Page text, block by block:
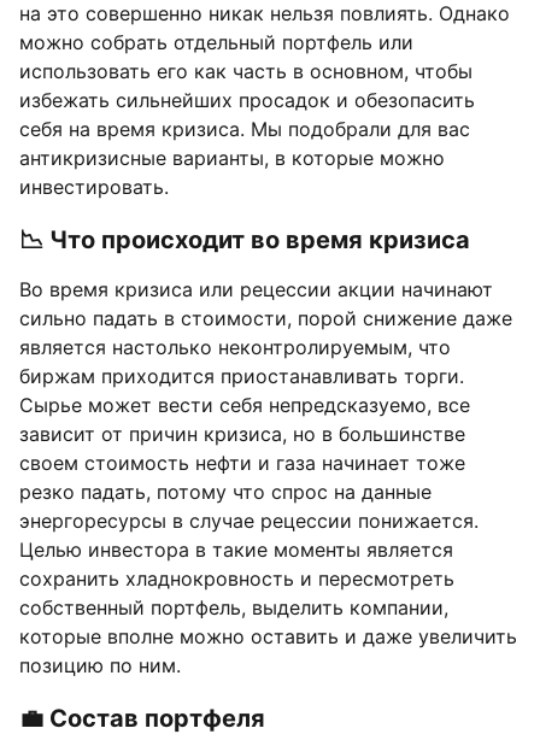
на это совершенно никак нельзя повлиять. Однако
можно собрать отдельный портфель или
использовать его как часть в основном, чтобы
избежать сильнейших просадок и обезопасить
себя на время кризиса. Мы подобрали для вас
антикризисные варианты, в которые можно
инвестировать.
📉 Что происходит во время кризиса
Во время кризиса или рецессии акции начинают
сильно падать в стоимости, порой снижение даже
является настолько неконтролируемым, что
биржам приходится приостанавливать торги.
Сырье может вести себя непредсказуемо, все
зависит от причин кризиса, но в большинстве
своем стоимость нефти и газа начинает тоже
резко падать, потому что спрос на данные
энергоресурсы в случае рецессии понижается.
Целью инвестора в такие моменты является
сохранить хладнокровность и пересмотреть
собственный портфель, выделить компании,
которые вполне можно оставить и даже увеличить
позицию по ним.
💼 Состав портфеля